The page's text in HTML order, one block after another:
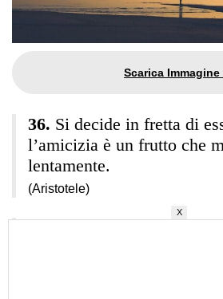
Si decide in fretta di
l’amicizia è un frutto che
lentamente.
(Aristotele)
X